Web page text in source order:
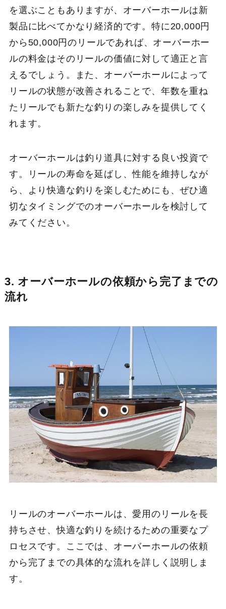
を選ぶこともありますが、オーバーホールは新
製品に比べてかなり経済的です。特に20,000円
から50,000円のリールであれば、オーバーホー
ルの料金はそのリールの価値に対して適正と言
えるでしょう。また、オーバーホールによって
リールの状態が改善されることで、年数を重ね
たリールでも新たな釣りの楽しみを提供してく
れます。
オーバーホールは釣り道具に対する良い投資で
す。リールの寿命を延ばし、性能を維持しなが
ら、より快適な釣りを楽しむためにも、ぜひ適
切なタイミングでのオーバーホールを検討して
みてください。
3. オーバーホールの依頼から完了までの
流れ
リールのオーバーホールは、愛用のリールを長
持ちさせ、快適な釣りを続けるための重要なプ
ロセスです。ここでは、オーバーホールの依頼
から完了までの具体的な流れを詳しく説明しま
す。